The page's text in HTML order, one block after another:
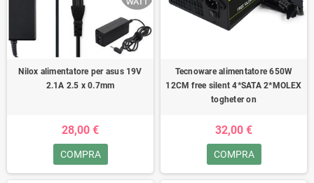
Nilox alimentatore per asus 19V
2.1A 2.5 x 0.7mm
28,00 €
COMPRA
Tecnoware alimentatore 650W
12CM free silent 4*SATA 2*MOLEX
togheter on
32,00 €
COMPRA